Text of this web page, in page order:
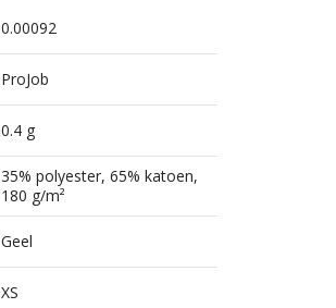
0.00092
ProJob
0.4 g
35% polyester, 65% katoen,
180 g/m²
Geel
XS